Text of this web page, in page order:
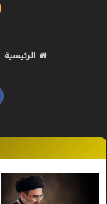
الرئيسية